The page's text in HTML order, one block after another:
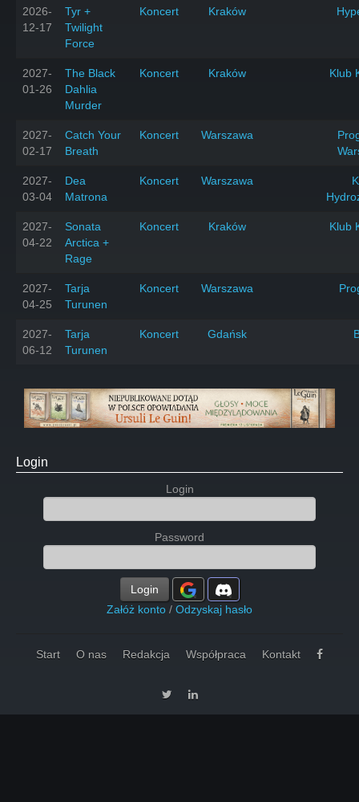
2026-
12-17
Tyr +
Twilight
Force
Koncert Kraków
2027-
01-26
The Black
Dahlia
Murder
Koncert Kraków Klub
2027-
02-17
Catch Your
Breath
Koncert Warszawa
2027-
03-04
Dea
Matrona
Koncert Warszawa
2027-
04-22
Sonata
Arctica +
Rage
Koncert Kraków Klub
2027-
04-25
Tarja
Turunen
Koncert Warszawa
2027-
06-12
Tarja
Turunen
Koncert Gdańsk
Login
Login
Password
Login
Załóż konto / Odzyskaj hasło
Start O nas Redakcja Współpraca Kontakt